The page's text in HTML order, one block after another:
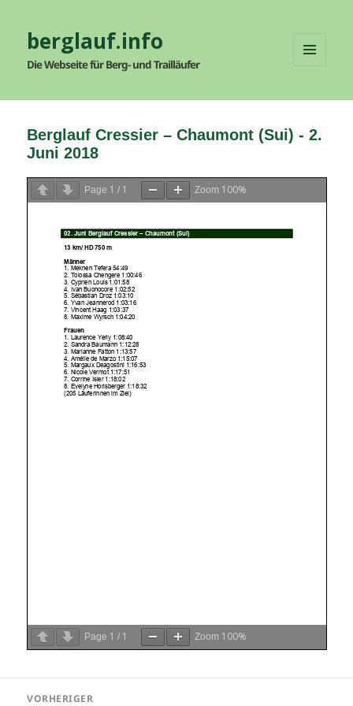
berglauf.info
Die Webseite für Berg- und Trailläufer
WIDGETS
Berglauf Cressier – Chaumont (Sui) - 2.
Juni 2018
Page 1 / 1 Zoom 100%
Page 1 / 1 Zoom 100%
VORHERIGER